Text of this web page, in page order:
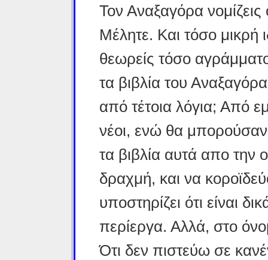
Τον Αναξαγόρα
Μέλητε. Και τόσο μικρή
θεωρείς τόσο
τα βιβλία του
από τέτοια λόγια; Από
νέοι, ενώ θα
τα βιβλία αυτά απο την
δραχμή, και να
υποστηρίζει ότι είναι
περίεργα. Αλλά, στο
Ότι δεν πιστεύω σε